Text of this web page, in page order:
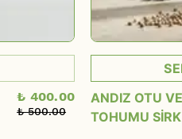
₺ 400.00
₺ 500.00
ANDIZ OTU
TOHUMU